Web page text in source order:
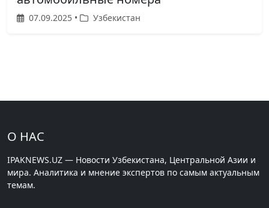
07.09.2025 • Узбекистан
О НАС
IPAKNEWS.UZ — Новости Узбекистана, Центральной Азии и
мира. Аналитика и мнение экспертов по самым актуальным
темам.